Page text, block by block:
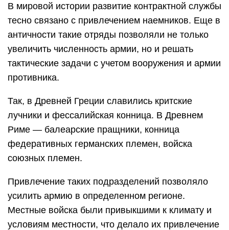
В мировой истории развитие контрактной службы
тесно связано с привлечением наемников. Еще в
античности такие отряды позволяли не только
увеличить численность армии, но и решать
тактические задачи с учетом вооружения и армии
противника.
Так, в Древней Греции славились критские
лучники и фессалийская конница. В Древнем
Риме — балеарские пращники, конница
федеративных германских племен, войска
союзных племен.
Привлечение таких подразделений позволяло
усилить армию в определенном регионе.
Местные войска были привыкшими к климату и
условиям местности, что делало их привлечение